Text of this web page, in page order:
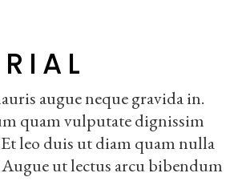
augue neque gravida in.
quam vulputate dignissim
leo duis ut diam quam nulla
ut lectus arcu bibendum